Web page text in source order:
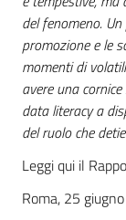
del fenomeno.
promozione e le
momenti di
avere una
data literacy a
del ruolo che
Leggi qui il
Roma, 25